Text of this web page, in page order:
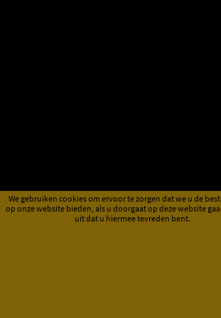
We gebruiken cookies om ervoor te zorgen dat we u de
op onze website bieden, als u doorgaat op deze website
uit dat u hiermee tevreden bent.